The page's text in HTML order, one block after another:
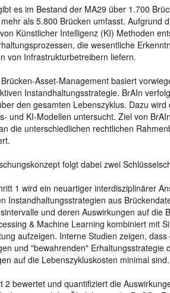
es im Bestand der MA29 über 1.700
als 5.800 Brücken umfasst. Aufgrund
Künstlicher Intelligenz (KI) Methoden
die wesentliche
von Infrastrukturbetreibern liefern.
Asset-Management basiert
Instandhaltungsstrategie. BrAIn
den gesamten Lebenszyklus. Dazu
und KI-Modellen untersucht. Ziel von
die unterschiedlichen rechtlichen
folgt dabei zwei
1 wird ein neuartiger interdisziplinärer
Instandhaltungsstrategien aus
und deren Auswirkungen auf die
& Machine Learning kombiniert mit
aufzeigen. Interne Studien zeigen,
und "bewahrenden"
auf die Lebenszykluskosten minimal sind.
2 bewertet und quantifiziert die